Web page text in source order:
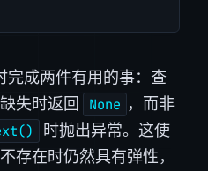
完成两件有用的事：查
失时返回
None ，而非
时抛出异常。这使
存在时仍然具有弹性，